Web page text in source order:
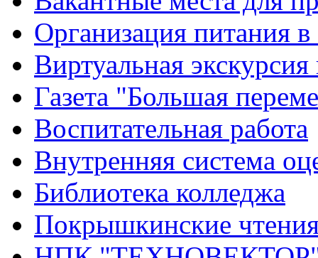
Организация питания в
Виртуальная
Газета "Большая
Воспитательная работа
Внутренняя система
Библиотека колледжа
Покрышкинские